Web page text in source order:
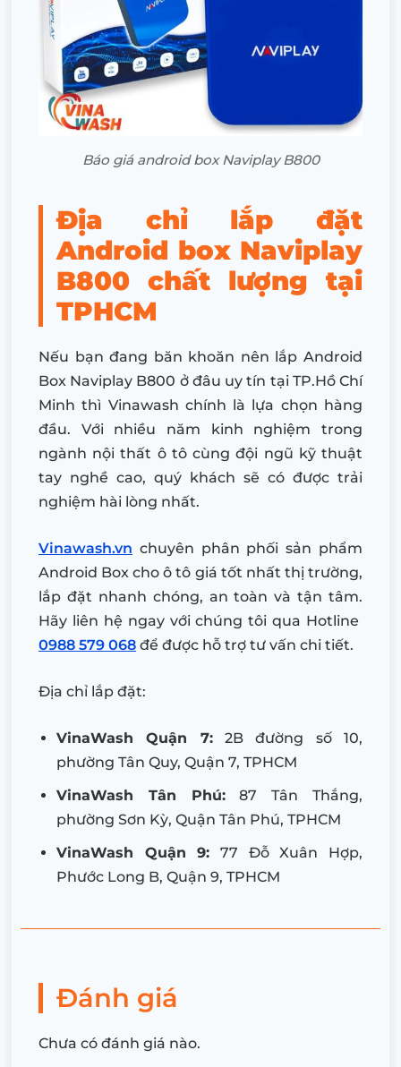
Báo giá android box Naviplay B800
Địa chỉ lắp đặt
Android box Naviplay
B800 chất lượng tại
TPHCM
Nếu bạn đang băn khoăn nên lắp Android
Box Naviplay B800 ở đâu uy tín tại TP.Hồ Chí
Minh thì Vinawash chính là lựa chọn hàng
đầu. Với nhiều năm kinh nghiệm trong
ngành nội thất ô tô cùng đội ngũ kỹ thuật
tay nghề cao, quý khách sẽ có được trải
nghiệm hài lòng nhất.
Vinawash.vn chuyên phân phối sản phẩm
Android Box cho ô tô giá tốt nhất thị trường,
lắp đặt nhanh chóng, an toàn và tận tâm.
Hãy liên hệ ngay với chúng tôi qua Hotline
0988 579 068 để được hỗ trợ tư vấn chi tiết.
Địa chỉ lắp đặt:
VinaWash Quận 7:2B đường số 10,
phường Tân Quy, Quận 7, TPHCM
VinaWash Tân Phú:87 Tân Thắng,
phường Sơn Kỳ, Quận Tân Phú, TPHCM
VinaWash Quận 9: 77 Đỗ Xuân Hợp,
Phước Long B, Quận 9, TPHCM
Đánh giá
Chưa có đánh giá nào.